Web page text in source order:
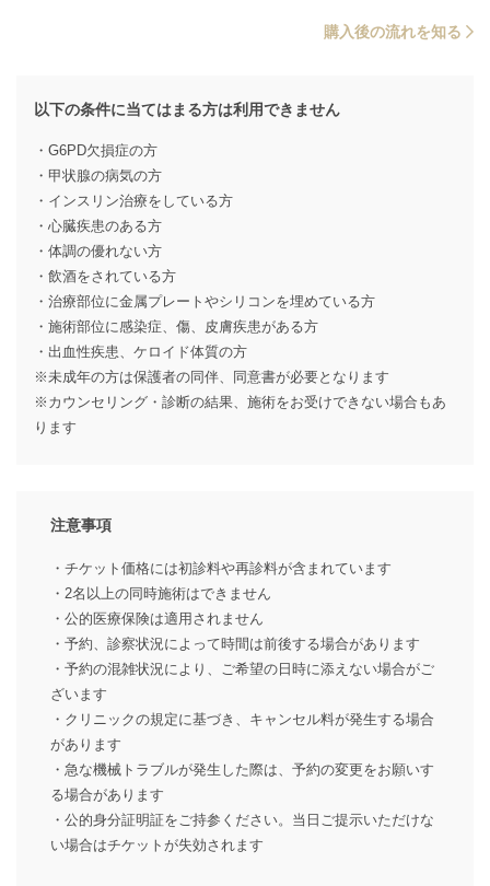
購入後の流れを知る
以下の条件に当てはまる方は利用できません
・G6PD欠損症の方
・甲状腺の病気の方
・インスリン治療をしている方
・心臓疾患のある方
・体調の優れない方
・飲酒をされている方
・治療部位に金属プレートやシリコンを埋めている方
・施術部位に感染症、傷、皮膚疾患がある方
・出血性疾患、ケロイド体質の方
※未成年の方は保護者の同伴、同意書が必要となります
※カウンセリング・診断の結果、施術をお受けできない場合もあ
ります
注意事項
・チケット価格には初診料や再診料が含まれています
・2名以上の同時施術はできません
・公的医療保険は適用されません
・予約、診察状況によって時間は前後する場合があります
・予約の混雑状況により、ご希望の日時に添えない場合がご
ざいます
・クリニックの規定に基づき、キャンセル料が発生する場合
があります
・急な機械トラブルが発生した際は、予約の変更をお願いす
る場合があります
・公的身分証明証をご持参ください。当日ご提示いただけな
い場合はチケットが失効されます